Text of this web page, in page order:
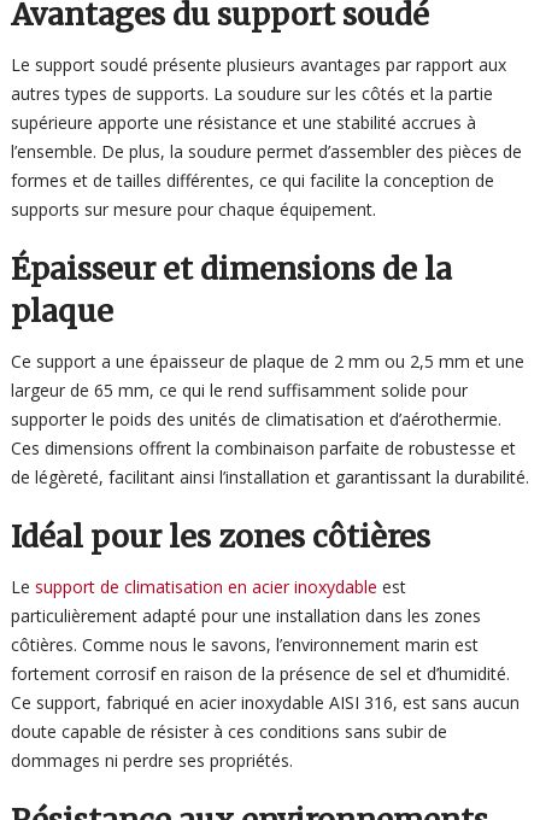
Avantages du support soudé
Le support soudé présente plusieurs avantages par rapport aux
autres types de supports. La soudure sur les côtés et la partie
supérieure apporte une résistance et une stabilité accrues à
l’ensemble. De plus, la soudure permet d’assembler des pièces de
formes et de tailles différentes, ce qui facilite la conception de
supports sur mesure pour chaque équipement.
Épaisseur et dimensions de la
plaque
Ce support a une épaisseur de plaque de 2 mm ou 2,5 mm et une
largeur de 65 mm, ce qui le rend suffisamment solide pour
supporter le poids des unités de climatisation et d’aérothermie.
Ces dimensions offrent la combinaison parfaite de robustesse et
de légèreté, facilitant ainsi l’installation et garantissant la durabilité.
Idéal pour les zones côtières
Le support de climatisation en acier inoxydable est
particulièrement adapté pour une installation dans les zones
côtières. Comme nous le savons, l’environnement marin est
fortement corrosif en raison de la présence de sel et d’humidité.
Ce support, fabriqué en acier inoxydable AISI 316, est sans aucun
doute capable de résister à ces conditions sans subir de
dommages ni perdre ses propriétés.